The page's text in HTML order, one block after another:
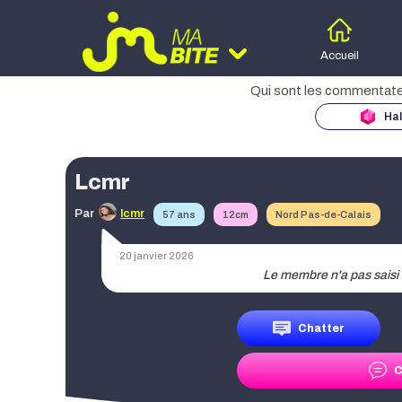
Accueil
Age
Taille
Région
Lcmr
Par lcmr 57 ans 12cm Nord Pas-de-Calais
20 janvier 2026
Chatter